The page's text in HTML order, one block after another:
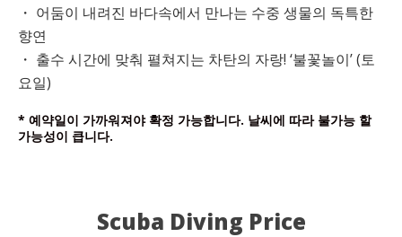
・ 어둠이 내려진 바다속에서 만나는 수중 생물의 독특한
향연
・ 출수 시간에 맞춰 펼쳐지는 차탄의 자랑! ‘불꽃놀이’ (토
요일)
* 예약일이 가까워져야 확정 가능합니다. 날씨에 따라 불가능 할
가능성이 큽니다.
Scuba Diving Price